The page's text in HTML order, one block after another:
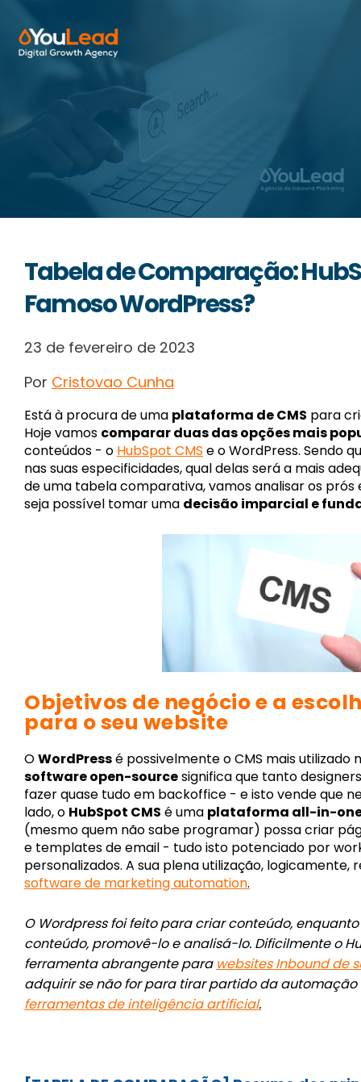
HubSpot
Contactos
Tabela de Comparação:
Famoso WordPress?
23 de fevereiro de 2023
Por Cristovao Cunha
Está à procura de uma plataforma de CMS para
Hoje vamos comparar duas das opções mais
conteúdos - o HubSpot CMS e o WordPress. Sendo
nas suas especificidades, qual delas será a mais
de uma tabela comparativa, vamos analisar os
seja possível tomar uma decisão imparcial e
Objetivos de negócio e a
para o seu website
OWordPressé possivelmente o CMS mais
software open-sourcesignifica que tanto
fazer quase tudo em backoffice - e isto vende que
lado, o HubSpot CMS é uma plataforma all-in-
(mesmo quem não sabe programar) possa criar
e templates de email - tudo isto potenciado por
personalizados. A sua plena utilização, logicamente,
software de marketing automation.
O Wordpress foi feito para criar conteúdo,
conteúdo, promovê-lo e analisá-lo. Dificilmente o
ferramenta abrangente para websites Inbound de
adquirir se não for para tirar partido da automação
ferramentas de inteligência artificial.